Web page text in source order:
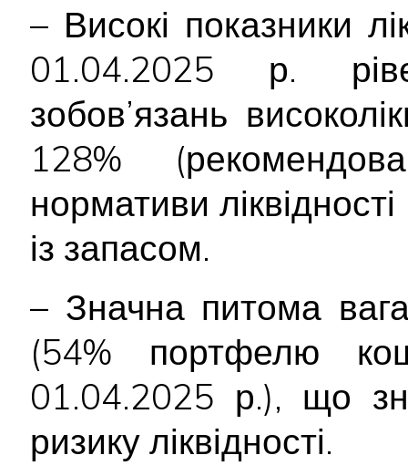
– Високі показники
01.04.2025 р.
зобов’язань
128%
нормативи
із запасом.
– Значна питома вага
(54% портфелю
01.04.2025 р.), що
ризику ліквідності.